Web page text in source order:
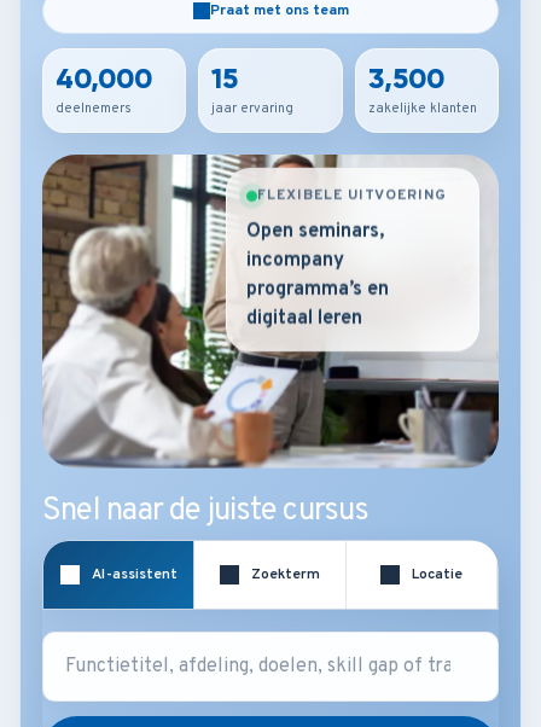
Praat met ons team
40,000
deelnemers
15
jaar ervaring
3,500
zakelijke klanten
FLEXIBELE UITVOERING
Open seminars,
incompany
programma’s en
digitaal leren
Snel naar de juiste cursus
AI-assistent Zoekterm Locatie